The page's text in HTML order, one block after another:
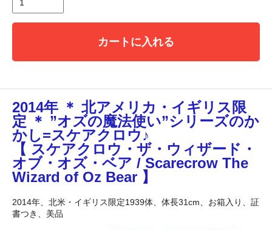
カートに入れる
2014年 ＊ 北アメリカ・イギリス限
定 ＊ ”オズの魔法使い”シリーズのか
かし=スケアクロウ♪
【 スケアクロウ・ザ・ウィザード・
オブ・オズ・ベア / Scarecrow The
Wizard of Oz Bear 】
2014年、北米・イギリス限定1939体、体長31cm、お箱入り、証
書つき、美品